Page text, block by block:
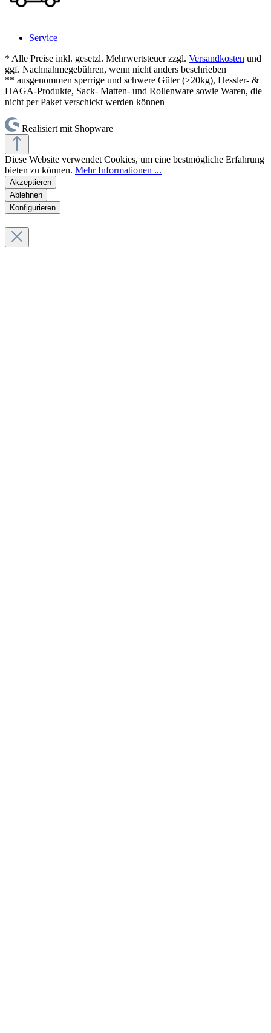
Service
* Alle Preise inkl. gesetzl. Mehrwertsteuer zzgl. Versandkosten und
ggf. Nachnahmegebühren, wenn nicht anders beschrieben
** ausgenommen sperrige und schwere Güter (>20kg), Hessler- &
HAGA-Produkte, Sack- Matten- und Rollenware sowie Waren, die
nicht per Paket verschickt werden können
Realisiert mit Shopware
Diese Website verwendet Cookies, um eine bestmögliche Erfahrung
bieten zu können. Mehr Informationen ...
Akzeptieren
Ablehnen
Konfigurieren